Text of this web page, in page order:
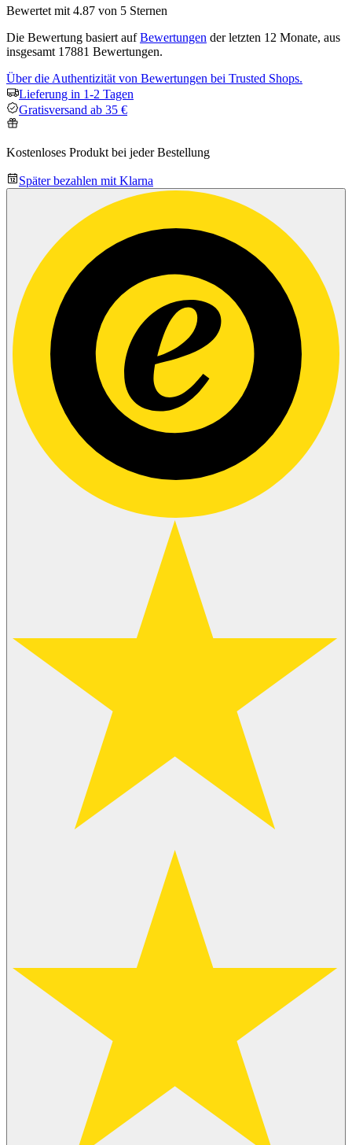
Bewertet mit 4.87 von 5 Sternen
Die Bewertung basiert aufBewertungen der letzten 12 Monate, aus
insgesamt 17881 Bewertungen.
Über die Authentizität von Bewertungen bei Trusted Shops.
Lieferung in 1-2 Tagen
Gratisversand ab 35 €
Kostenloses Produkt bei jeder Bestellung
Später bezahlen mit Klarna